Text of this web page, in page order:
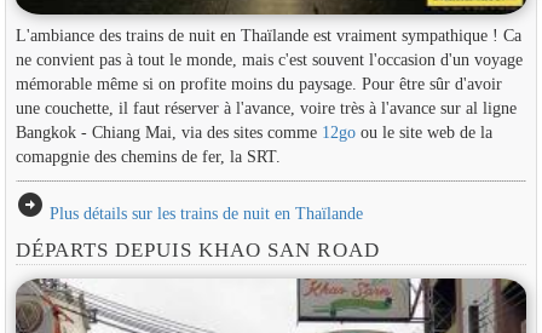
L'ambiance des trains de nuit en Thaïlande est vraiment sympathique ! Ca
ne convient pas à tout le monde, mais c'est souvent l'occasion d'un voyage
mémorable même si on profite moins du paysage. Pour être sûr d'avoir
une couchette, il faut réserver à l'avance, voire très à l'avance sur al ligne
Bangkok - Chiang Mai, via des sites comme 12goou le site web de la
comapgnie des chemins de fer, la SRT.
arrow_circle_right Plus détails sur les trains de nuit en Thaïlande
DÉPARTS DEPUIS KHAO SAN ROAD